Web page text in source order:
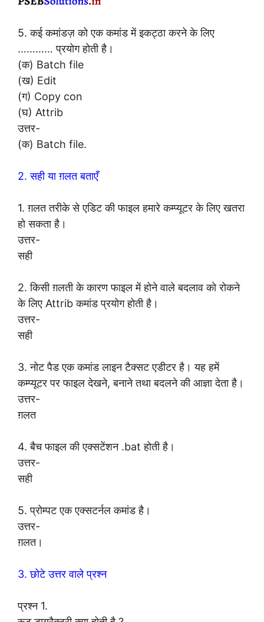
5. कई कमांडज़ को एक कमांड में इकट्ठा करने के लिए
………… प्रयोग होती है।
(क) Batch file
(ख) Edit
(ग) Copy con
(घ) Attrib
उत्तर-
(क) Batch file.
2. सही या ग़लत बताएँ
1. ग़लत तरीके से एडिट की फाइल हमारे कम्प्यूटर के लिए खतरा
हो सकता है।
उत्तर-
सही
2. किसी ग़लती के कारण फाइल में होने वाले बदलाव को रोकने
के लिए Attrib कमांड प्रयोग होती है।
उत्तर-
सही
3. नोट पैड एक कमांड लाइन टैक्सट एडीटर है। यह हमें
कम्प्यूटर पर फाइल देखने, बनाने तथा बदलने की आज्ञा देता है।
उत्तर-
ग़लत
4. बैच फाइल की एक्सटेंशन .bat होती है।
उत्तर-
सही
5. प्रोम्पट एक एक्सटर्नल कमांड है।
उत्तर-
ग़लत।
3. छोटे उत्तर वाले प्रश्न
प्रश्न 1.